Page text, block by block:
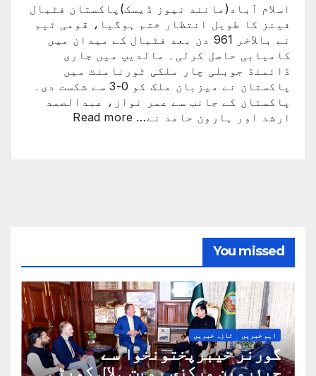
باہر
ہوگئی
اسلام آباد(مانند نیوز ڈیسک)پاکستان فٹبال
فینز کا طویل انتظار ختم ہوگیا، قومی ٹیم
نے بالآخر 961 دن بعد فٹبال کے میدان میں
کامیابی حاصل کرلی۔ مالدیپ میں جاری
ڈائمنڈ جوبلی چار ملکی ٹورنامنٹ میں
پاکستان نے میزبان ملک کو 0-3 سے شکست دی۔
پاکستان کے جانب سے عمر نواز، عبدالصمد
ارشد اور ہارون حامد نے… Read more
:
You missed
اہم خبریں تازہ خبریں
گورنر خیبرپختونخوا سے
چیئرمین مرکزی رویت ہلال کمیٹی